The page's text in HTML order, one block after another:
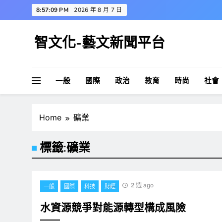
to
8:57:09 PM 2026 年 8 月 7 日
智文化-藝文新聞平台
一般 國際 政治 教育 時尚 社會
Home 礦業
標籤:礦業
一般 國際 科技 財經 2 週 ago
水資源競爭對能源轉型構成風險